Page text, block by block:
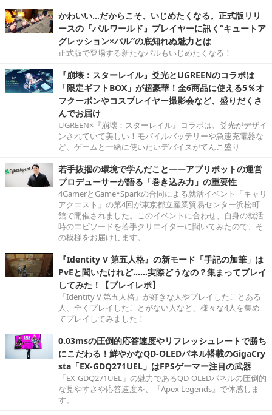
かわいい…だからこそ、いじめたくなる。正式版リリ
ースの『パルワールド』プレイヤーに訊く“キュートア
グレッション×パル”の底知れぬ魅力とは
正式版で登場する新たなパルもいじめたくなる！
『崩壊：スターレイル』爻光とUGREENのコラボは
「限定ギフトBOX」が超豪華！全6商品に使える5％オ
フクーポンやコスプレイヤー撮影会など、盛りだくさ
んでお届け
UGREEN×『崩壊：スターレイル』コラボは、爻光がデザイ
ンされていて美しい！モバイルバッテリーや急速充電器な
ど、ゲームと一緒に使いたいデバイスがてんこ盛り
若手抜擢の環境で学んだこと――アプリボットの運営
プロデューサーが語る「巻き込み力」の重要性
4GamerとGame*Sparkの合同による就活イベント「キャリ
アクエスト」の第4回が東京都立産業貿易センター浜松町
館で開催されました。このイベントに合わせ、自身の就活
時のエピソードを若手クリエイターに聞いてみたので、そ
の模様をお届けします。
『Identity V 第五人格』の新モード「手記の加筆」は
PvEと聞いたけれど……実際どうなの？集まってプレイ
してみた！【プレイレポ】
『Identity V 第五人格』が好きな人やプレイしたことある
人、全くプレイしたことがない人など、様々な4人を集め
てプレイしてみました！
0.03msの圧倒的応答速度やリフレッシュレートで勝ち
にこだわる！鮮やかなQD-OLEDパネル搭載のGigaCry
sta「EX-GDQ271UEL」はFPSゲーマー注目の武器
「EX-GDQ271UEL」の魅力であるQD-OLEDパネルの圧倒的
な見やすさや応答速度を、『Apex Legends』で体感しま
す。